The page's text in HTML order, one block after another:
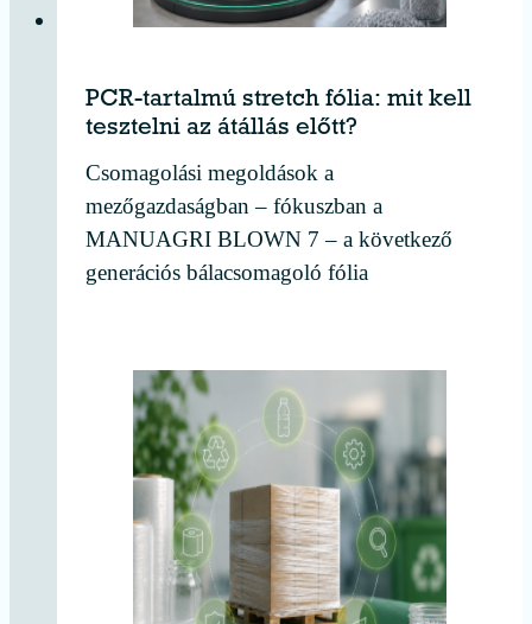
PCR-tartalmú stretch fólia: mit kell
tesztelni az átállás előtt?
Csomagolási megoldások a
mezőgazdaságban – fókuszban a
MANUAGRI BLOWN 7 – a következő
generációs bálacsomagoló fólia